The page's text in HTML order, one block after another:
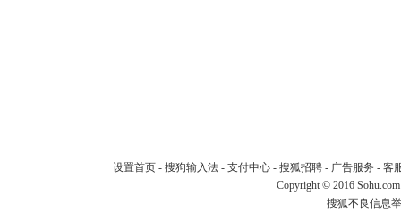
设置首页- 搜狗输入法- 支付中心- 搜狐招聘- 广告服务 - 客
Copyright © 2016
搜狐不良信息